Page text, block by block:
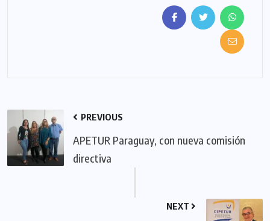
PREVIOUS
APETUR Paraguay, con nueva comisión
directiva
NEXT